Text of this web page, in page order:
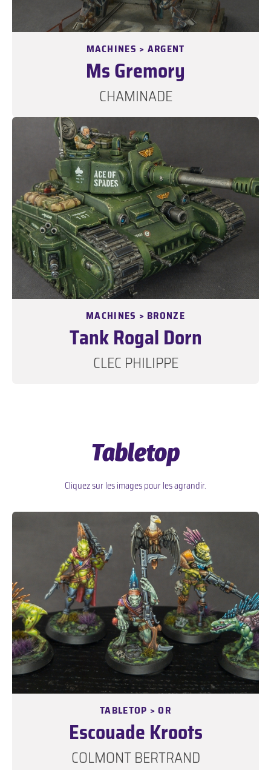
MACHINES > ARGENT
Ms Gremory
CHAMINADE
MACHINES > BRONZE
Tank Rogal Dorn
CLEC PHILIPPE
Tabletop
Cliquez sur les images pour les agrandir.
TABLETOP > OR
Escouade Kroots
COLMONT BERTRAND